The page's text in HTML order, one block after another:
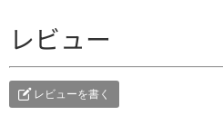
レビュー
レビューを書く